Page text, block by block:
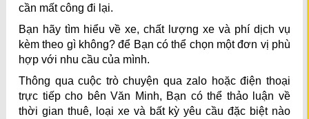
cần mất công đi lại.
Bạn hãy tìm hiểu về xe, chất lượng xe và phí dịch vụ
kèm theo gì không? để Bạn có thể chọn một đơn vị phù
hợp với nhu cầu của mình.
Thông qua cuộc trò chuyện qua zalo hoặc điện thoại
trực tiếp cho bên Văn Minh, Bạn có thể thảo luận về
thời gian thuê, loại xe và bất kỳ yêu cầu đặc biệt nào